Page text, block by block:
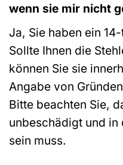
wenn sie mir nicht
Ja, Sie haben ein
Sollte Ihnen die
können Sie sie
Angabe von
Bitte beachten Sie,
unbeschädigt und
sein muss.